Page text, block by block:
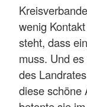
wenig
steht, dass
muss. Und
des
diese schöne